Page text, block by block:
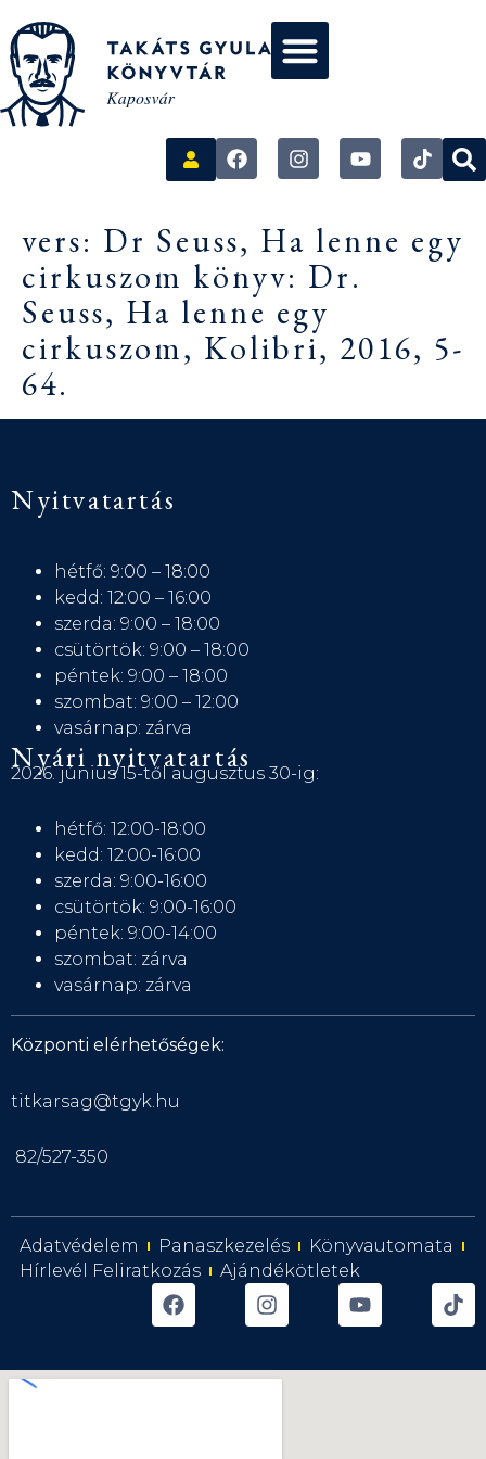
vers: Dr Seuss, Ha lenne egy
cirkuszom könyv: Dr.
Seuss, Ha lenne egy
cirkuszom, Kolibri, 2016, 5-
64.
Nyitvatartás
hétfő: 9:00 – 18:00
kedd: 12:00 – 16:00
szerda: 9:00 – 18:00
csütörtök: 9:00 – 18:00
péntek: 9:00 – 18:00
szombat: 9:00 – 12:00
vasárnap: zárva
Nyári nyitvatartás
2026. június 15-től augusztus 30-ig:
hétfő: 12:00-18:00
kedd: 12:00-16:00
szerda: 9:00-16:00
csütörtök: 9:00-16:00
péntek: 9:00-14:00
szombat: zárva
vasárnap: zárva
Központi elérhetőségek:
titkarsag@tgyk.hu
82/527-350
Adatvédelem Panaszkezelés
Könyvautomata
Hírlevél Feliratkozás
Ajándékötletek